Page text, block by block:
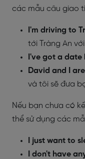
các mẫu câu giao
I'm driving to
tới Tràng An
I've got a date
David and I
và tôi sẽ đưa
Nếu bạn chưa có
thể sử dụng các
I just want to
I don't have